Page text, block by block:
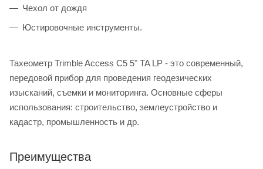
Чехол от дождя
Юстировочные инструменты.
Тахеометр Trimble Access C5 5" TA LP - это современный,
передовой прибор для проведения геодезических
изысканий, съемки и мониторинга. Основные сферы
использования: строительство, землеустройство и
кадастр, промышленность и др.
Преимущества